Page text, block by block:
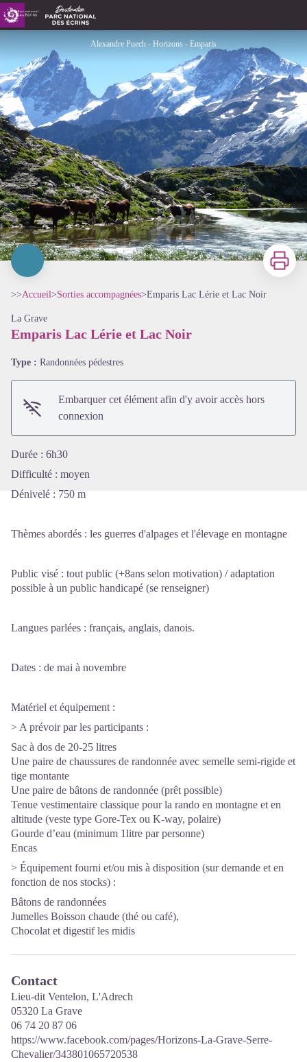
Emparis Lac Lérie et Lac Noir
Alexandre Puech - Horizons - Emparis
Voir l'image en plein écran
Imprimer
>>Accueil>Sorties accompagnées>Emparis Lac Lérie et Lac Noir
La Grave
Emparis Lac Lérie et Lac Noir
Type : Randonnées pédestres
Embarquer cet élément afin d'y avoir accès hors
connexion
Durée : 6h30
Difficulté : moyen
Dénivelé : 750 m
Thèmes abordés : les guerres d'alpages et l'élevage en montagne
Public visé : tout public (+8ans selon motivation) / adaptation
possible à un public handicapé (se renseigner)
Langues parlées : français, anglais, danois.
Dates : de mai à novembre
Matériel et équipement :
> A prévoir par les participants :
Sac à dos de 20-25 litres
Une paire de chaussures de randonnée avec semelle semi-rigide et
tige montante
Une paire de bâtons de randonnée (prêt possible)
Tenue vestimentaire classique pour la rando en montagne et en
altitude (veste type Gore-Tex ou K-way, polaire)
Gourde d’eau (minimum 1litre par personne)
Encas
> Équipement fourni et/ou mis à disposition (sur demande et en
fonction de nos stocks) :
Bâtons de randonnées
Jumelles Boisson chaude (thé ou café),
Chocolat et digestif les midis
Contact
Lieu-dit Ventelon, L'Adrech
05320 La Grave
06 74 20 87 06
https://www.facebook.com/pages/Horizons-La-Grave-Serre-
Chevalier/343801065720538